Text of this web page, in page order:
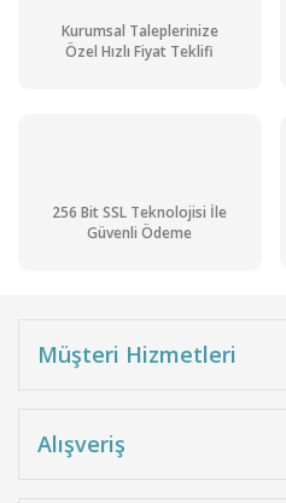
Kurumsal Taleplerinize
Özel Hızlı Fiyat Teklifi
256 Bit SSL Teknolojisi İle
Güvenli Ödeme
Müşteri Hizmetleri
Alışveriş